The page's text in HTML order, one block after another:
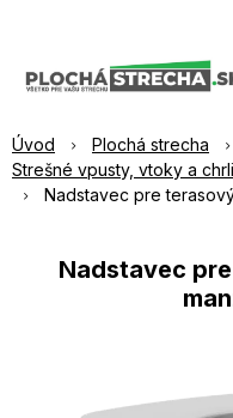
Úvod Plochá strecha
Strešné vpusty, vtoky a
Nadstavec pre
Nadstavec